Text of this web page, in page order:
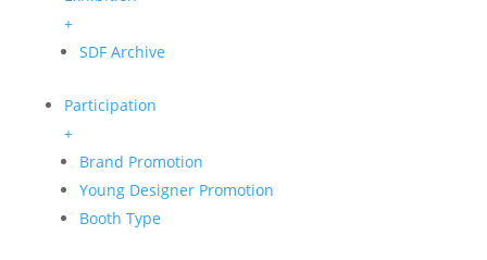
+
SDF Archive
Participation
+
Brand Promotion
Young Designer Promotion
Booth Type